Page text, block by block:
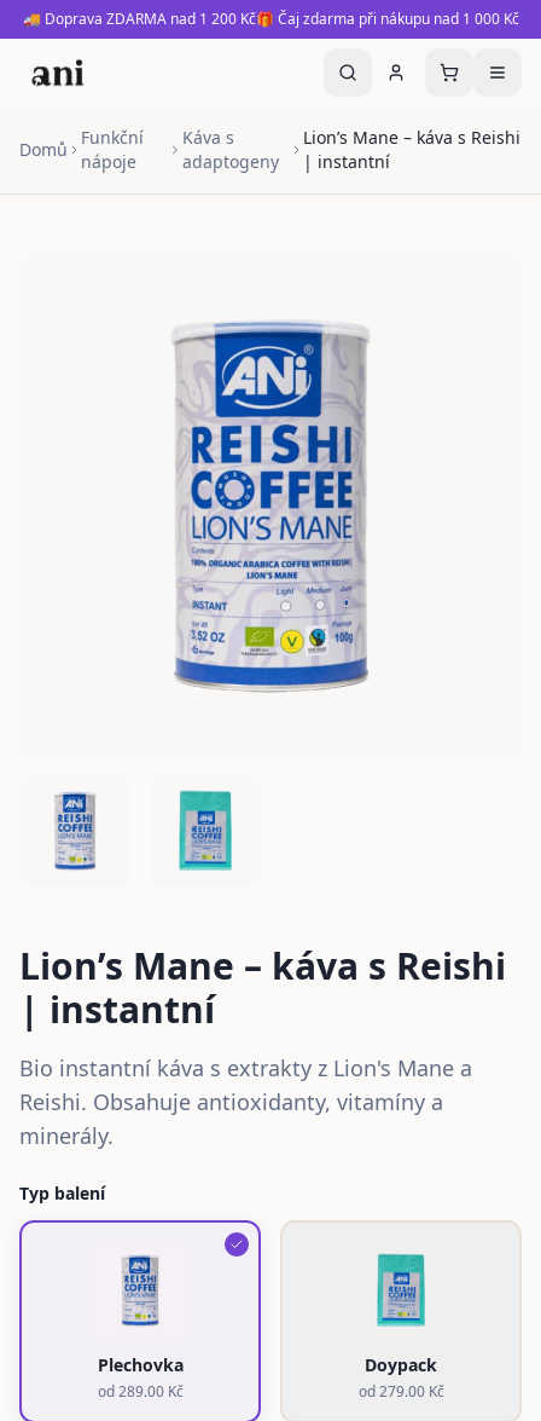
🚚 Doprava ZDARMA nad 1 200 Kč🎁 Čaj zdarma při nákupu nad 1 000 Kč
Domů
Funkční
nápoje
Káva s
adaptogeny
Lion’s Mane – káva s Reishi
| instantní
Lion’s Mane – káva s Reishi
| instantní
Bio instantní káva s extrakty z Lion's Mane a
Reishi. Obsahuje antioxidanty, vitamíny a
minerály.
Typ balení
Plechovka
od289.00 Kč
Doypack
od279.00 Kč